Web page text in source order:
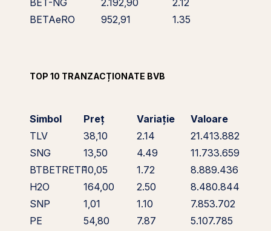
BET-NG
2.192,90
2.12
BETAeRO
952,91 1.35
TOP 10 TRANZACȚIONATE BVB
Simbol Preț Variație
Valoare
TLV
38,10 2.14
21.413.882
SNG
13,50 4.49
11.733.659
BTBETRETF10,05 1.72
8.889.436
H2O
164,00 2.50
8.480.844
SNP
1,01 1.10
7.853.702
PE
54,80 7.87
5.107.785